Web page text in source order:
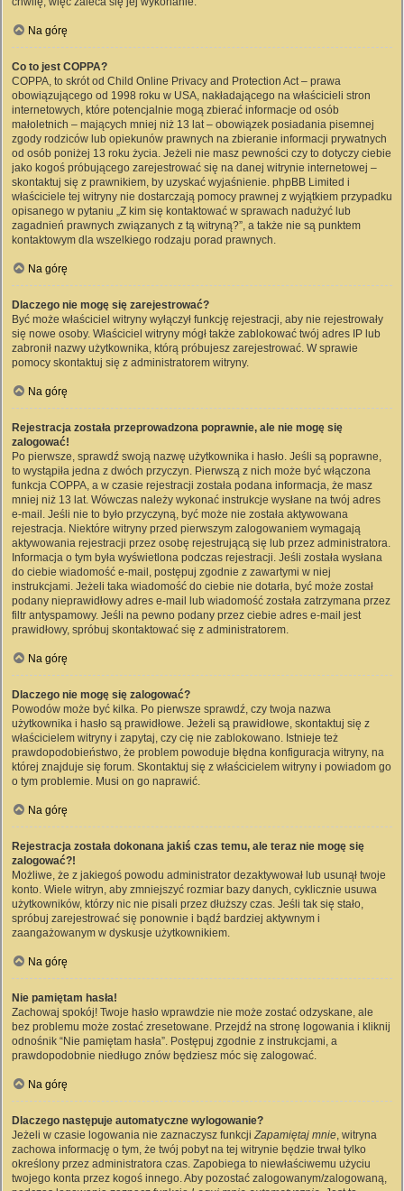
Na górę
Co to jest COPPA?
COPPA, to skrót od Child Online Privacy and Protection Act – prawa
obowiązującego od 1998 roku w USA, nakładającego na właścicieli stron
internetowych, które potencjalnie mogą zbierać informacje od osób
małoletnich – mających mniej niż 13 lat – obowiązek posiadania pisemnej
zgody rodziców lub opiekunów prawnych na zbieranie informacji prywatnych
od osób poniżej 13 roku życia. Jeżeli nie masz pewności czy to dotyczy ciebie
jako kogoś próbującego zarejestrować się na danej witrynie internetowej –
skontaktuj się z prawnikiem, by uzyskać wyjaśnienie. phpBB Limited i
właściciele tej witryny nie dostarczają pomocy prawnej z wyjątkiem przypadku
opisanego w pytaniu „Z kim się kontaktować w sprawach nadużyć lub
zagadnień prawnych związanych z tą witryną?”, a także nie są punktem
kontaktowym dla wszelkiego rodzaju porad prawnych.
Na górę
Dlaczego nie mogę się zarejestrować?
Być może właściciel witryny wyłączył funkcję rejestracji, aby nie rejestrowały
się nowe osoby. Właściciel witryny mógł także zablokować twój adres IP lub
zabronił nazwy użytkownika, którą próbujesz zarejestrować. W sprawie
pomocy skontaktuj się z administratorem witryny.
Na górę
Rejestracja została przeprowadzona poprawnie, ale nie mogę się
zalogować!
Po pierwsze, sprawdź swoją nazwę użytkownika i hasło. Jeśli są poprawne,
to wystąpiła jedna z dwóch przyczyn. Pierwszą z nich może być włączona
funkcja COPPA, a w czasie rejestracji została podana informacja, że masz
mniej niż 13 lat. Wówczas należy wykonać instrukcje wysłane na twój adres
e-mail. Jeśli nie to było przyczyną, być może nie została aktywowana
rejestracja. Niektóre witryny przed pierwszym zalogowaniem wymagają
aktywowania rejestracji przez osobę rejestrującą się lub przez administratora.
Informacja o tym była wyświetlona podczas rejestracji. Jeśli została wysłana
do ciebie wiadomość e-mail, postępuj zgodnie z zawartymi w niej
instrukcjami. Jeżeli taka wiadomość do ciebie nie dotarła, być może został
podany nieprawidłowy adres e-mail lub wiadomość została zatrzymana przez
filtr antyspamowy. Jeśli na pewno podany przez ciebie adres e-mail jest
prawidłowy, spróbuj skontaktować się z administratorem.
Na górę
Dlaczego nie mogę się zalogować?
Powodów może być kilka. Po pierwsze sprawdź, czy twoja nazwa
użytkownika i hasło są prawidłowe. Jeżeli są prawidłowe, skontaktuj się z
właścicielem witryny i zapytaj, czy cię nie zablokowano. Istnieje też
prawdopodobieństwo, że problem powoduje błędna konfiguracja witryny, na
której znajduje się forum. Skontaktuj się z właścicielem witryny i powiadom go
o tym problemie. Musi on go naprawić.
Na górę
Rejestracja została dokonana jakiś czas temu, ale teraz nie mogę się
zalogować?!
Możliwe, że z jakiegoś powodu administrator dezaktywował lub usunął twoje
konto. Wiele witryn, aby zmniejszyć rozmiar bazy danych, cyklicznie usuwa
użytkowników, którzy nic nie pisali przez dłuższy czas. Jeśli tak się stało,
spróbuj zarejestrować się ponownie i bądź bardziej aktywnym i
zaangażowanym w dyskusje użytkownikiem.
Na górę
Nie pamiętam hasła!
Zachowaj spokój! Twoje hasło wprawdzie nie może zostać odzyskane, ale
bez problemu może zostać zresetowane. Przejdź na stronę logowania i kliknij
odnośnik “Nie pamiętam hasła”. Postępuj zgodnie z instrukcjami, a
prawdopodobnie niedługo znów będziesz móc się zalogować.
Na górę
Dlaczego następuje automatyczne wylogowanie?
Jeżeli w czasie logowania nie zaznaczysz funkcjiZapamiętaj mnie, witryna
zachowa informację o tym, że twój pobyt na tej witrynie będzie trwał tylko
określony przez administratora czas. Zapobiega to niewłaściwemu użyciu
twojego konta przez kogoś innego. Aby pozostać zalogowanym/zalogowaną,